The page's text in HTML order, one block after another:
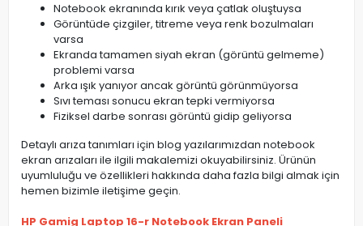
Notebook ekranında kırık veya çatlak oluştuysa
Görüntüde çizgiler, titreme veya renk bozulmaları
varsa
Ekranda tamamen siyah ekran (görüntü gelmeme)
problemi varsa
Arka ışık yanıyor ancak görüntü görünmüyorsa
Sıvı teması sonucu ekran tepki vermiyorsa
Fiziksel darbe sonrası görüntü gidip geliyorsa
Detaylı arıza tanımları için blog yazılarımızdan notebook
ekran arızaları ile ilgili makalemizi okuyabilirsiniz. Ürünün
uyumluluğu ve özellikleri hakkında daha fazla bilgi almak için
hemen bizimle iletişime geçin.
HP Gamig Laptop 16-r Notebook Ekran Paneli